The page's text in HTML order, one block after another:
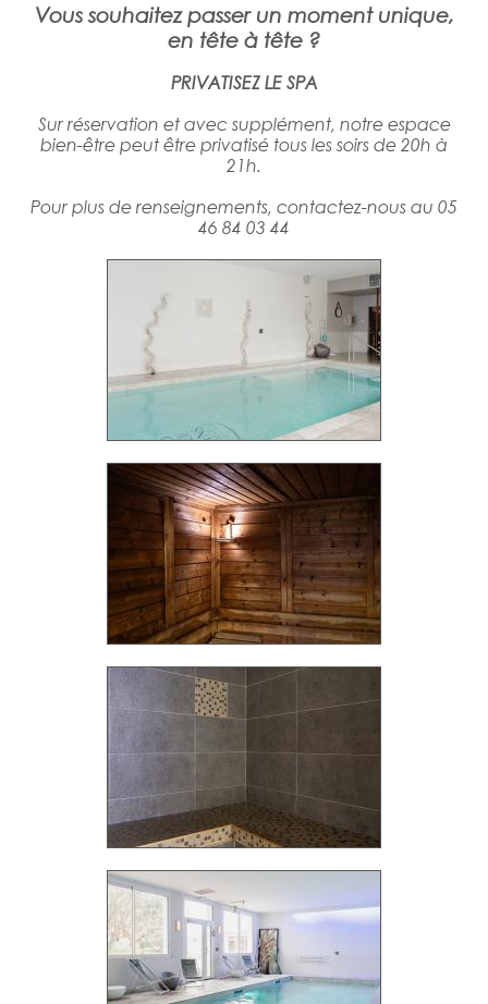
Vous souhaitez passer un moment unique,
en tête à tête ?
PRIVATISEZ LE SPA
Sur réservation et avec supplément, notre espace
bien-être peut être privatisé tous les soirs de 20h à
21h.
Pour plus de renseignements, contactez-nous au 05
46 84 03 44